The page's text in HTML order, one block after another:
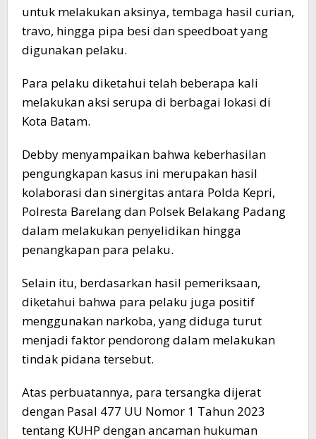
untuk melakukan aksinya, tembaga hasil curian,
travo, hingga pipa besi dan speedboat yang
digunakan pelaku.
Para pelaku diketahui telah beberapa kali
melakukan aksi serupa di berbagai lokasi di
Kota Batam.
Debby menyampaikan bahwa keberhasilan
pengungkapan kasus ini merupakan hasil
kolaborasi dan sinergitas antara Polda Kepri,
Polresta Barelang dan Polsek Belakang Padang
dalam melakukan penyelidikan hingga
penangkapan para pelaku.
Selain itu, berdasarkan hasil pemeriksaan,
diketahui bahwa para pelaku juga positif
menggunakan narkoba, yang diduga turut
menjadi faktor pendorong dalam melakukan
tindak pidana tersebut.
Atas perbuatannya, para tersangka dijerat
dengan Pasal 477 UU Nomor 1 Tahun 2023
tentang KUHP dengan ancaman hukuman